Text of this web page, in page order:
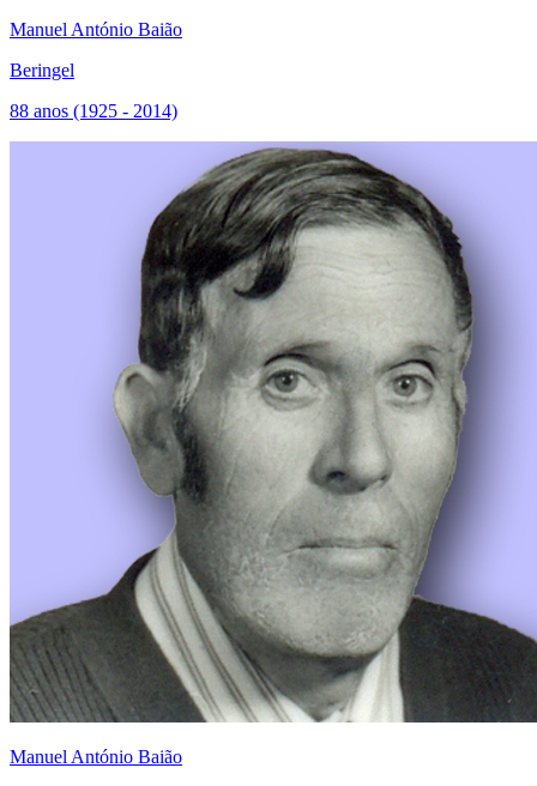
Manuel António Baião
Beringel
88 anos (1925 - 2014)
Manuel António Baião